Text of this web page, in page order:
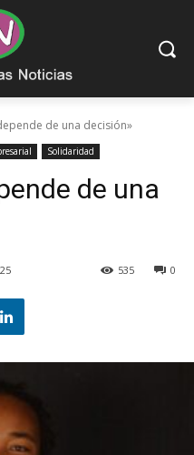
de una decisión»
Solidaridad
de una
0
535